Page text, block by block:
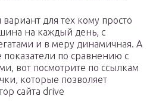
для тех кому просто
на каждый день, с
и в меру динамичная. А
показатели по сравнению с
вот посмотрите по ссылкам
которые позволяет
сайта drive